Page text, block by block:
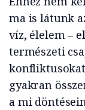
ma is látunk
víz, élelem –
természeti
gyakran
a mi